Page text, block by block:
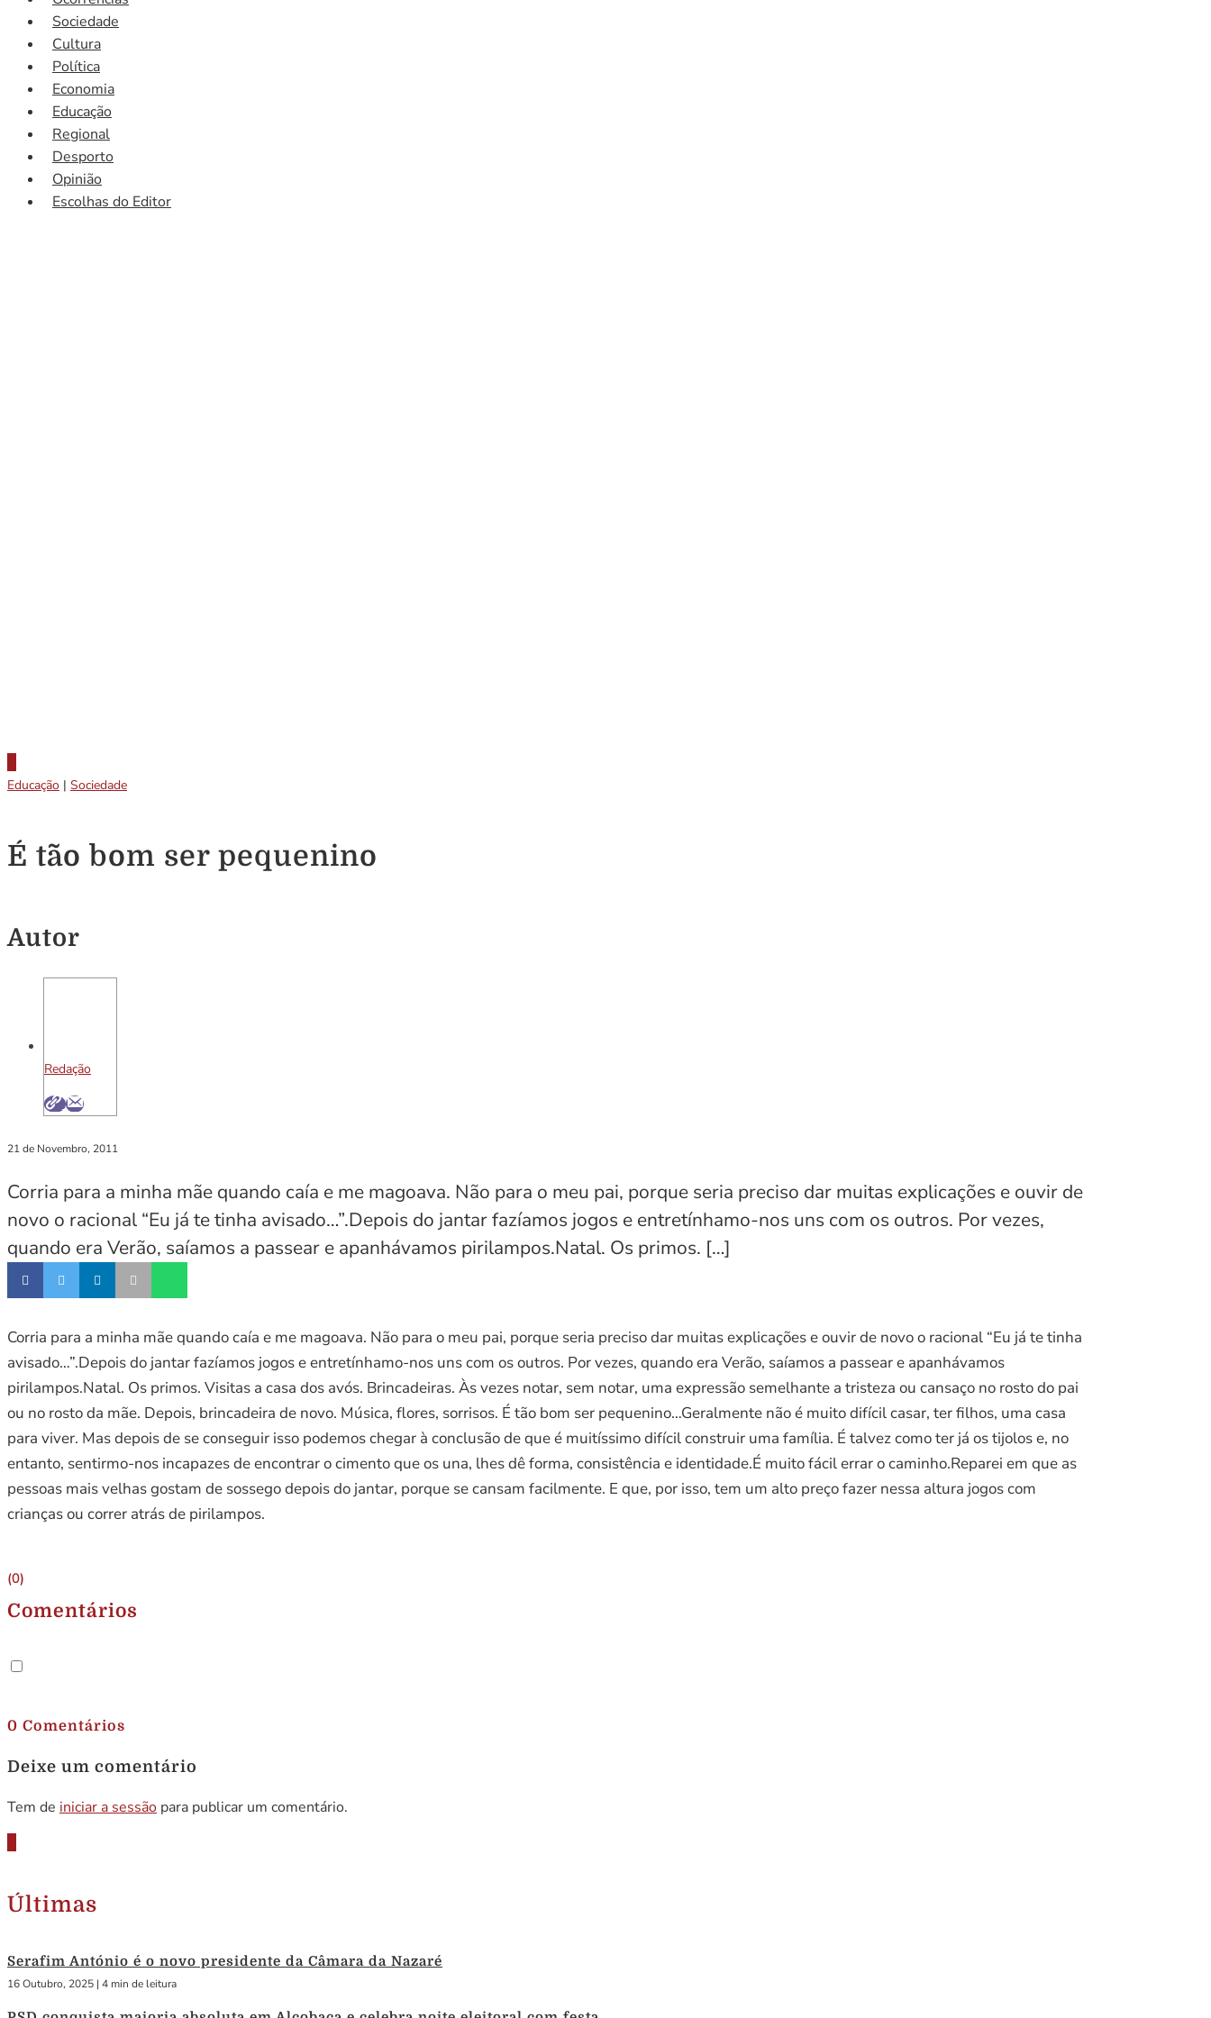
Sociedade
Cultura
Política
Economia
Educação
Regional
Desporto
Opinião
Escolhas do Editor
Educação | Sociedade
É tão bom ser pequenino
Autor
Redação
21 de Novembro, 2011
Corria para a minha mãe quando caía e me magoava. Não para o meu pai, porque seria preciso dar muitas explicações e ouvir de
novo o racional “Eu já te tinha avisado…”.Depois do jantar fazíamos jogos e entretínhamo-nos uns com os outros. Por vezes,
quando era Verão, saíamos a passear e apanhávamos pirilampos.Natal. Os primos. […]
Corria para a minha mãe quando caía e me magoava. Não para o meu pai, porque seria preciso dar muitas explicações e ouvir de novo o racional “Eu já te tinha
avisado…”.Depois do jantar fazíamos jogos e entretínhamo-nos uns com os outros. Por vezes, quando era Verão, saíamos a passear e apanhávamos
pirilampos.Natal. Os primos. Visitas a casa dos avós. Brincadeiras. Às vezes notar, sem notar, uma expressão semelhante a tristeza ou cansaço no rosto do pai
ou no rosto da mãe. Depois, brincadeira de novo. Música, flores, sorrisos. É tão bom ser pequenino…Geralmente não é muito difícil casar, ter filhos, uma casa
para viver. Mas depois de se conseguir isso podemos chegar à conclusão de que é muitíssimo difícil construir uma família. É talvez como ter já os tijolos e, no
entanto, sentirmo-nos incapazes de encontrar o cimento que os una, lhes dê forma, consistência e identidade.É muito fácil errar o caminho.Reparei em que as
pessoas mais velhas gostam de sossego depois do jantar, porque se cansam facilmente. E que, por isso, tem um alto preço fazer nessa altura jogos com
crianças ou correr atrás de pirilampos.
(0)
Comentários
0 Comentários
Deixe um comentário
Tem de iniciar a sessão para publicar um comentário.
Últimas
Serafim António é o novo presidente da Câmara da Nazaré
16 Outubro, 2025 | 4 min de leitura